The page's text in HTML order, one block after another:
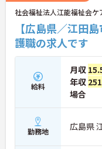
社会福祉法人江能福祉会ケ
【広島県／江田
護職の求人です
給料
月収
年収
場合
勤務地 広島県